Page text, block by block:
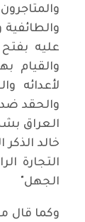
عليه
والقيام
لأعدائه
والحقد
العراق
خالد الذكر
التجارة
الجهل"
وكما قال